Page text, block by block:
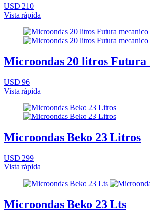
USD 210
Vista rápida
Microondas 20 litros Futura
USD 96
Vista rápida
Microondas Beko 23 Litros
USD 299
Vista rápida
Microondas Beko 23 Lts